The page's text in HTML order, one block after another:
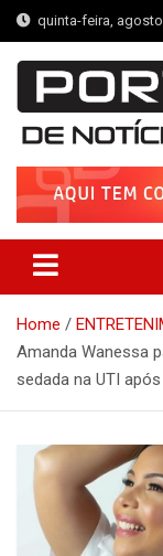
Skip
to
content
quinta-feira,
Portal de
Notícias de
Home
Amanda Wanessa
sedada na UTI